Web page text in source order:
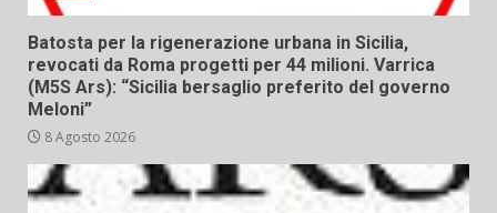
Batosta per la rigenerazione urbana in Sicilia,
revocati da Roma progetti per 44 milioni. Varrica
(M5S Ars): “Sicilia bersaglio preferito del governo
Meloni”
8 Agosto 2026